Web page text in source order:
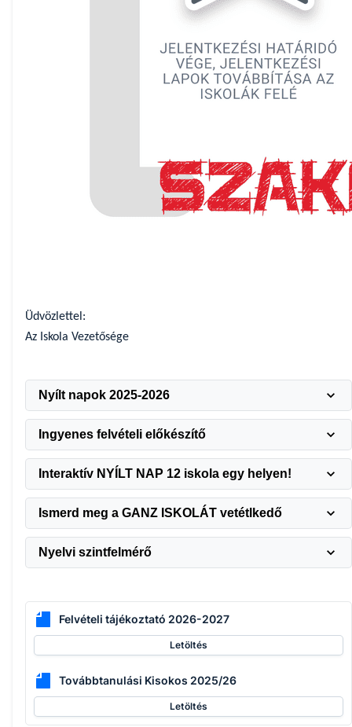
Üdvözlettel:
Az Iskola Vezetősége
Nyílt napok 2025-2026
Ingyenes felvételi előkészítő
Interaktív NYÍLT NAP 12 iskola egy helyen!
Ismerd meg a GANZ ISKOLÁT vetétlkedő
Nyelvi szintfelmérő
Felvételi tájékoztató 2026-2027
Letöltés
Továbbtanulási Kisokos 2025/26
Letöltés